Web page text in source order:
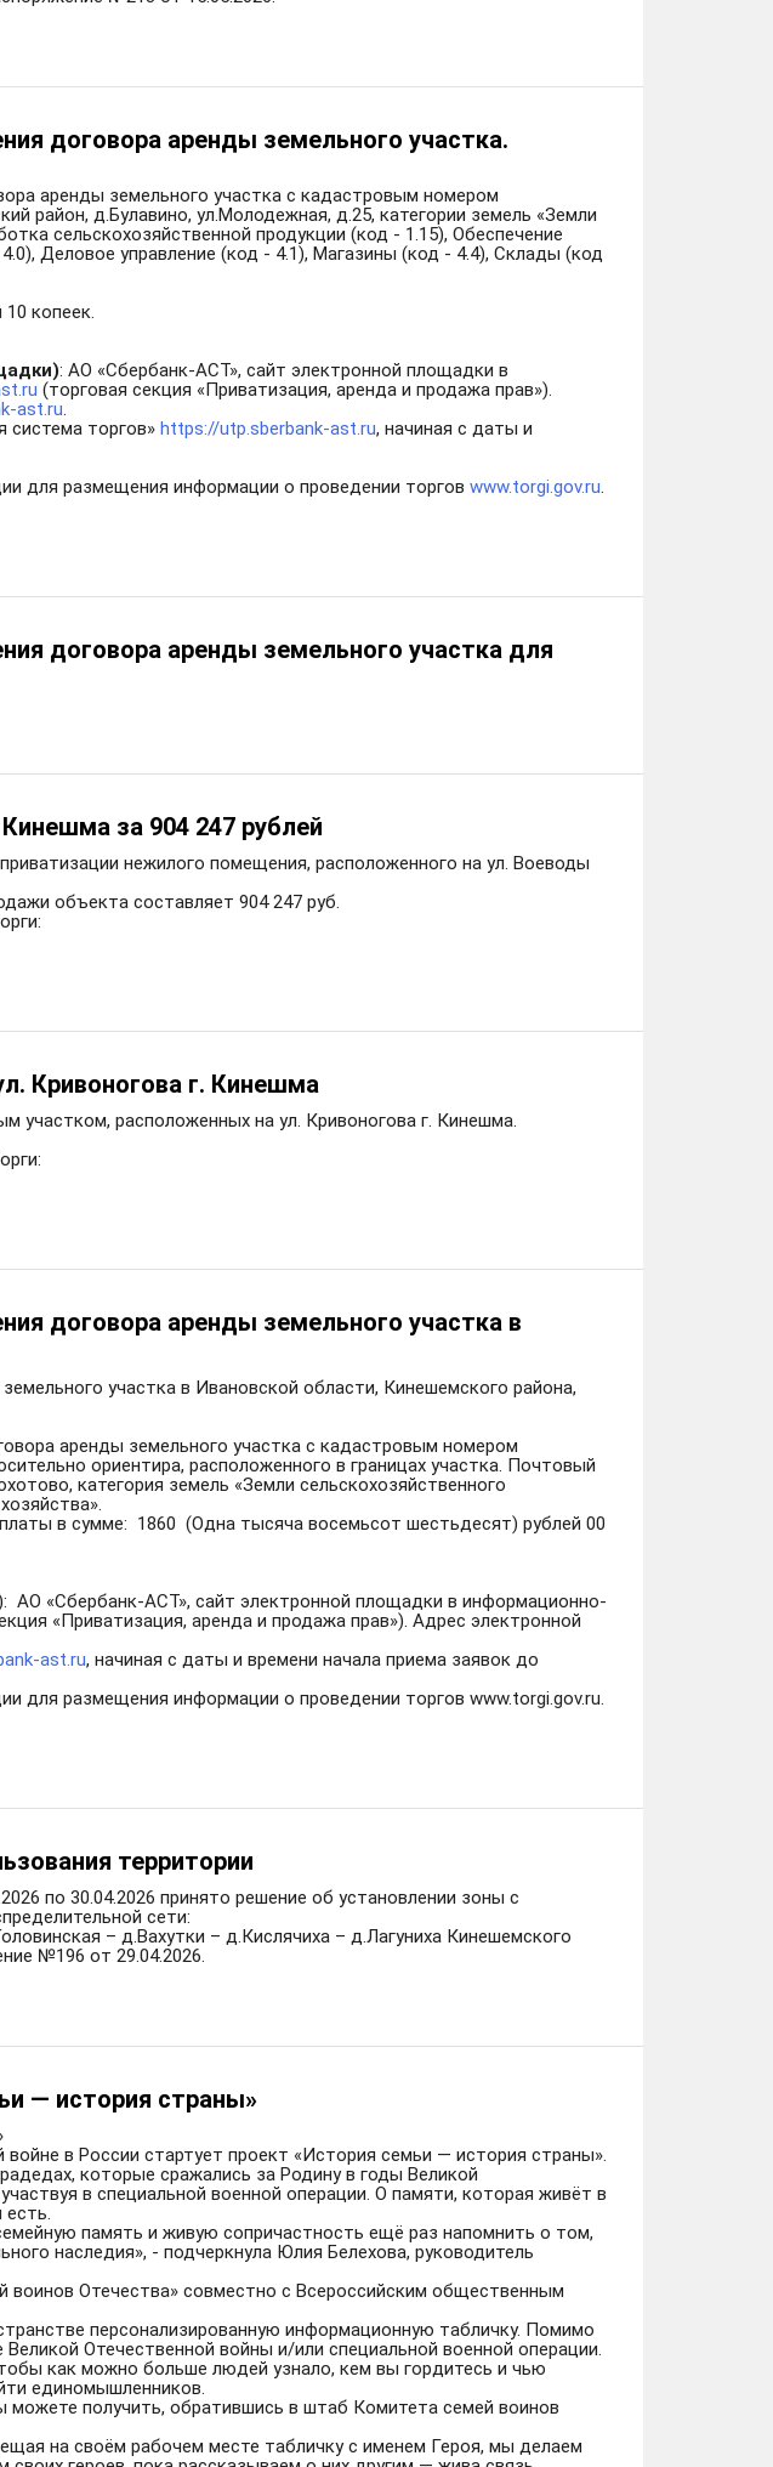
договора аренды земельного участка.
аренды земельного участка с кадастровым номером
район, д.Булавино, ул.Молодежная, д.25, категории земель «Земли
сельскохозяйственной продукции (код - 1.15), Обеспечение
Деловое управление (код - 4.1), Магазины (код - 4.4), Склады (код
копеек.
: АО «Сбербанк-АСТ», сайт электронной площадки в
(торговая секция «Приватизация, аренда и продажа прав»).
ast.ru.
торгов» https://utp.sberbank-ast.ru, начиная с даты и
для размещения информации о проведении торгов www.torgi.gov.ru.
договора аренды земельного участка для
за 904 247 рублей
нежилого помещения, расположенного на ул. Воеводы
объекта составляет 904 247 руб.
Кривоногова г. Кинешма
участком, расположенных на ул. Кривоногова г. Кинешма.
договора аренды земельного участка в
участка в Ивановской области, Кинешемского района,
аренды земельного участка с кадастровым номером
ориентира, расположенного в границах участка. Почтовый
категория земель «Земли сельскохозяйственного
в сумме: 1860 (Одна тысяча восемьсот шестьдесят) рублей 00
АО «Сбербанк-АСТ», сайт электронной площадки в информационно-
«Приватизация, аренда и продажа прав»). Адрес электронной
ast.ru, начиная с даты и времени начала приема заявок до
для размещения информации о проведении торгов www.torgi.gov.ru.
территории
по 30.04.2026 принято решение об установлении зоны с
сети:
– д.Вахутки – д.Кислячиха – д.Лагуниха Кинешемского
№196 от 29.04.2026.
— история страны»
в России стартует проект «История семьи — история страны».
которые сражались за Родину в годы Великой
в специальной военной операции. О памяти, которая живёт в
есть.
память и живую сопричастность ещё раз напомнить о том,
наследия», - подчеркнула Юлия Белехова, руководитель
воинов Отечества» совместно с Всероссийским общественным
персонализированную информационную табличку. Помимо
Отечественной войны и/или специальной военной операции.
как можно больше людей узнало, кем вы гордитесь и чью
единомышленников.
получить, обратившись в штаб Комитета семей воинов
на своём рабочем месте табличку с именем Героя, мы делаем